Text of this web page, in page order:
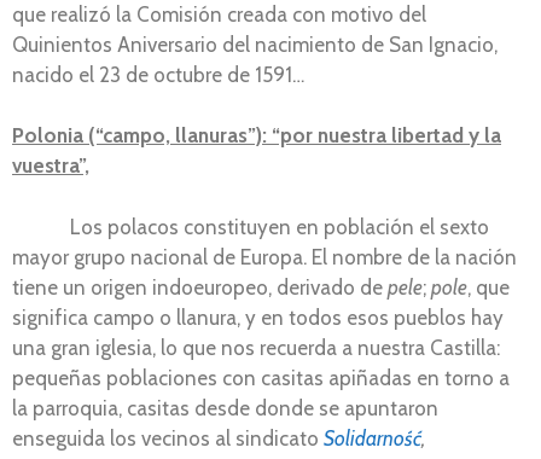
que realizó la Comisión creada con motivo del
Quinientos Aniversario del nacimiento de San Ignacio,
nacido el 23 de octubre de 1591…
Polonia (“campo, llanuras”): “por nuestra libertad y la
vuestra”,
Los polacos constituyen en población el sexto
mayor grupo nacional de Europa. El nombre de la nación
tiene un origen indoeuropeo, derivado de pele; pole, que
significa campo o llanura, y en todos esos pueblos hay
una gran iglesia, lo que nos recuerda a nuestra Castilla:
pequeñas poblaciones con casitas apiñadas en torno a
la parroquia, casitas desde donde se apuntaron
enseguida los vecinos al sindicato Solidarność,